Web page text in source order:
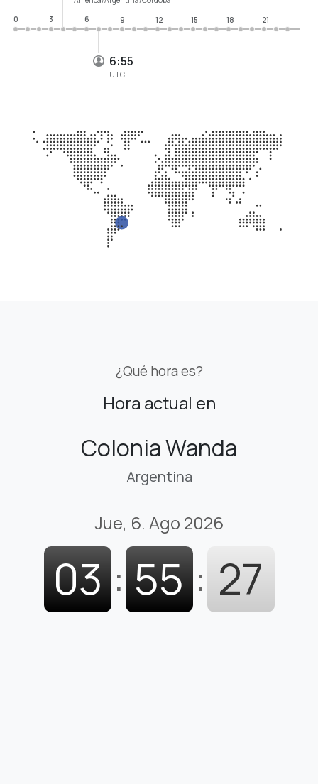
6:55
UTC
0
3 6 9 12 15 18 21
¿Qué hora es?
Hora actual en
Colonia Wanda
Argentina
Jue, 6. Ago 2026
03 : 55 : 28